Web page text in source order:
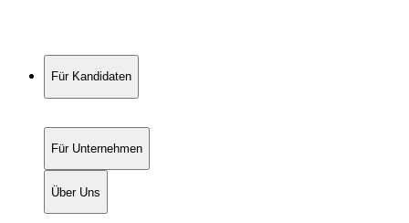
Für Kandidaten
Für Unternehmen
Über Uns